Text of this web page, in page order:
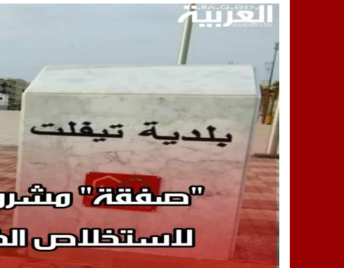
14:25
18:23
13:35 عقول الغد تصنع المستقبل: مسابقة “Robot Innov” بمراكش تؤسس لجيل الابتكار والتكنولوجيا